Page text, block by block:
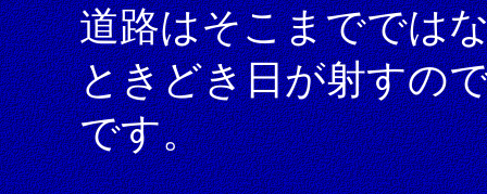
道路はそこまででは
ときどき日が射すの
です。